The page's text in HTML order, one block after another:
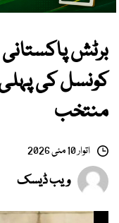
برٹش
کونسل کی
منتخب
اتوار 10 مئی 2026
ویب ڈیسک